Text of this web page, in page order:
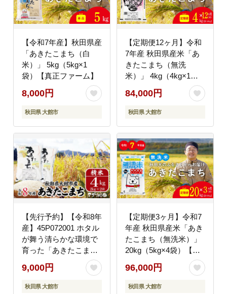
【令和7年産】秋田県産
「あきたこまち（白
米）」 5kg（5kg×1
袋）【真正ファーム】
8,000円
秋田県 大館市
【定期便12ヶ月】令和
7年産 秋田県産米「あ
きたこまち（無洗
米）」 4kg（4kg×1
袋）【真正ファーム】
84,000円
秋田県 大館市
【先行予約】【令和8年
産】45P072001 ホタル
が舞う清らかな環境で
育った「あきたこま
ち」4kg(2kg×2袋)
【(有)アグリ川田】
9,000円
秋田県 大館市
【定期便3ヶ月】令和7
年産 秋田県産米「あき
たこまち（無洗米）」
20kg（5kg×4袋）【真
正ファーム】
96,000円
秋田県 大館市